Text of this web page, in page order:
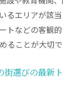
るエリアが該
トなどの客観
ることが大切で
街選びの最新